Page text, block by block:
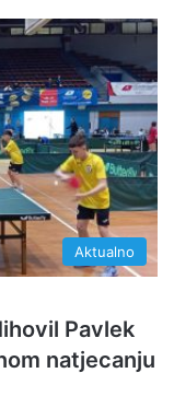
Aktualno
Pavlek
natjecanju